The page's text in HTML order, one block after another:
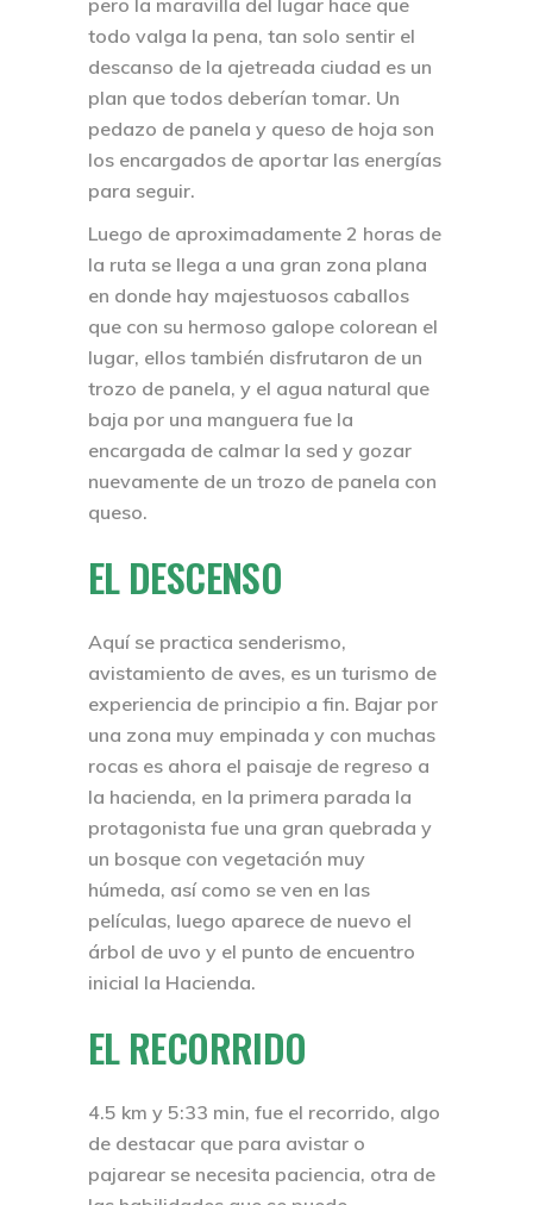
todo valga la pena, tan solo sentir el
descanso de la ajetreada ciudad es un
plan que todos deberían tomar. Un
pedazo de panela y queso de hoja son
los encargados de aportar las energías
para seguir.
Luego de aproximadamente 2 horas de
la ruta se llega a una gran zona plana
en donde hay majestuosos caballos
que con su hermoso galope colorean el
lugar, ellos también disfrutaron de un
trozo de panela, y el agua natural que
baja por una manguera fue la
encargada de calmar la sed y gozar
nuevamente de un trozo de panela con
queso.
EL DESCENSO
Aquí se practica senderismo,
avistamiento de aves, es un turismo de
experiencia de principio a fin. Bajar por
una zona muy empinada y con muchas
rocas es ahora el paisaje de regreso a
la hacienda, en la primera parada la
protagonista fue una gran quebrada y
un bosque con vegetación muy
húmeda, así como se ven en las
películas, luego aparece de nuevo el
árbol de uvo y el punto de encuentro
inicial la Hacienda.
EL RECORRIDO
4.5 km y 5:33 min, fue el recorrido, algo
de destacar que para avistar o
pajarear se necesita paciencia, otra de